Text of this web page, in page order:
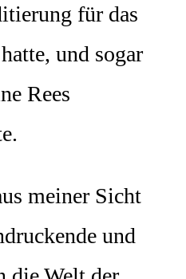
für das
und sogar
Rees
meiner Sicht
und